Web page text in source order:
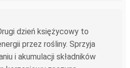
dzień księżycowy to
przez rośliny. Sprzyja
i akumulacji składników